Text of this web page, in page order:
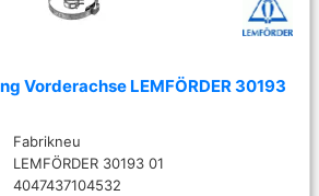
Vorderachse LEMFÖRDER 30193
Fabrikneu
LEMFÖRDER 30193 01
4047437104532